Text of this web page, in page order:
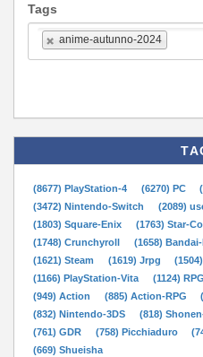
Tags
anime-autunno-2024
(8677) PlayStation-4 (6270) PC
(3472) Nintendo-Switch
(2089)
(1803) Square-Enix
(1763) Star-
(1748) Crunchyroll
(1658)
(1621) Steam
(1619) Jrpg
(1166) PlayStation-Vita
(1124) RPG
(949) Action
(885) Action-RPG
(832) Nintendo-3DS
(818)
(761) GDR
(758) Picchiaduro
(669) Shueisha